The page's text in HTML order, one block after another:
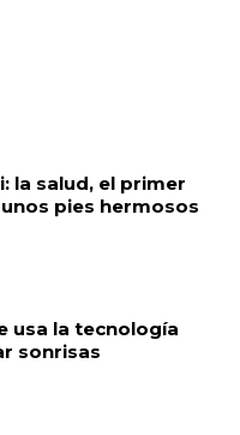
la salud, el primer
pies hermosos
usa la tecnología
sonrisas